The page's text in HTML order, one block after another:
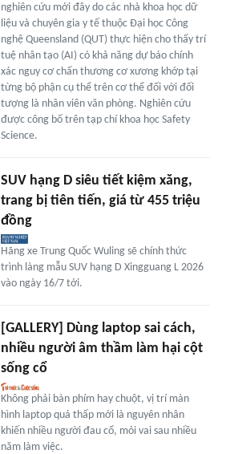
nghiên cứu mới đây do các nhà khoa học dữ
liệu và chuyên gia y tế thuộc Đại học Công
nghệ Queensland (QUT) thực hiện cho thấy trí
tuệ nhân tạo (AI) có khả năng dự báo chính
xác nguy cơ chấn thương cơ xương khớp tại
từng bộ phận cụ thể trên cơ thể đối với đối
tượng là nhân viên văn phòng. Nghiên cứu
được công bố trên tạp chí khoa học Safety
Science.
SUV hạng D siêu tiết kiệm xăng,
trang bị tiên tiến, giá từ 455 triệu
đồng
Hãng xe Trung Quốc Wuling sẽ chính thức
trình làng mẫu SUV hạng D Xingguang L 2026
vào ngày 16/7 tới.
[GALLERY] Dùng laptop sai cách,
nhiều người âm thầm làm hại cột
sống cổ
Không phải bàn phím hay chuột, vị trí màn
hình laptop quá thấp mới là nguyên nhân
khiến nhiều người đau cổ, mỏi vai sau nhiều
năm làm việc.